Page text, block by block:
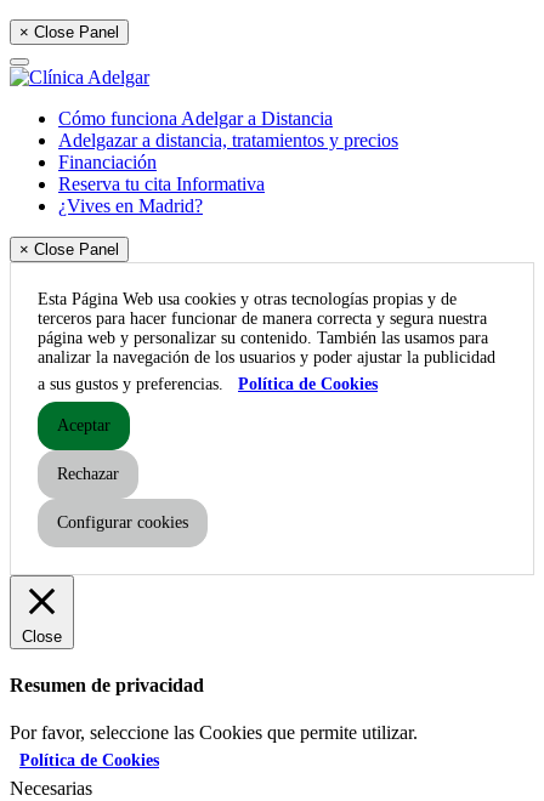
× Close Panel
Cómo funciona Adelgar a Distancia
Adelgazar a distancia, tratamientos y precios
Financiación
Reserva tu cita Informativa
¿Vives en Madrid?
× Close Panel
Esta Página Web usa cookies y otras tecnologías propias y de
terceros para hacer funcionar de manera correcta y segura nuestra
página web y personalizar su contenido. También las usamos para
analizar la navegación de los usuarios y poder ajustar la publicidad
a sus gustos y preferencias.
Política de Cookies
Aceptar
Rechazar
Configurar cookies
Close
Resumen de privacidad
Por favor, seleccione las Cookies que permite utilizar.
Política de Cookies
Necesarias